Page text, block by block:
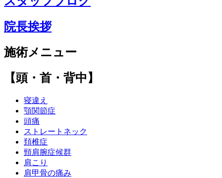
院長挨拶
施術メニュー
【頭・首・背中】
寝違え
顎関節症
頭痛
ストレートネック
頚椎症
頸肩腕症候群
肩こり
肩甲骨の痛み